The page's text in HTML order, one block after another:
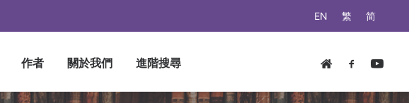
EN 繁 简
作者 關於我們 進階搜尋